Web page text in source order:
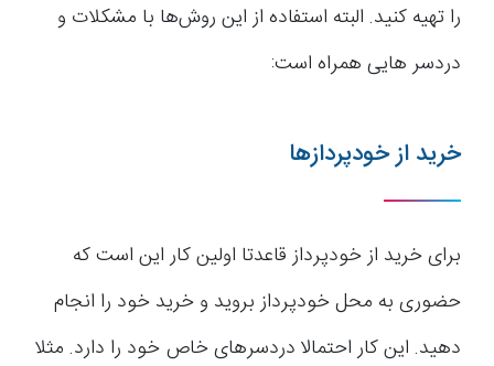
را تهیه کنید. البته استفاده از این روش‌ها با مشکلات و
دردسر هایی همراه است:
خرید از خودپردازها
برای خرید از خودپرداز قاعدتا اولین کار این است که
حضوری به محل خودپرداز بروید و خرید خود را انجام
دهید. این کار احتمالا دردسرهای خاص خود را دارد. مثلا